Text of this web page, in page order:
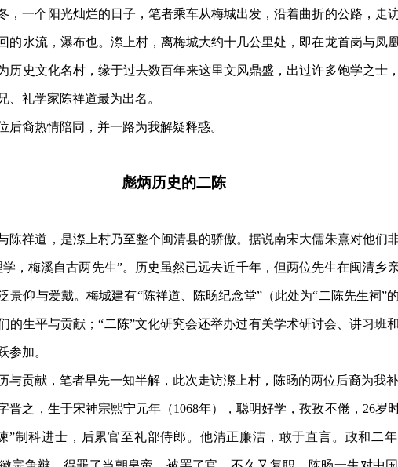
，一个阳光灿烂的日子，笔者乘车从梅城出发，沿着曲折的公路，走
的水流，瀑布也。漈上村，离梅城大约十几公里处，即在龙首岗与凤
历史文化名村，缘于过去数百年来这里文风鼎盛，出过许多饱学之士
、礼学家陈祥道最为出名。
后裔热情陪同，并一路为我解疑释惑。
彪炳历史的二陈
陈祥道，是漈上村乃至整个闽清县的骄傲。据说南宋大儒朱熹对他们
学，梅溪自古两先生”。历史虽然已远去近千年，但两位先生在闽清乡
景仰与爱戴。梅城建有“陈祥道、陈旸纪念堂”（此处为“二陈先生祠”
的生平与贡献；“二陈”文化研究会还举办过有关学术研讨会、讲习班
参加。
与贡献，笔者早先一知半解，此次走访漈上村，陈旸的两位后裔为我补
晋之，生于宋神宗熙宁元年（1068年），聪明好学，孜孜不倦，26岁
”制科进士，后累官至礼部侍郎。他清正廉洁，敢于直言。政和二年